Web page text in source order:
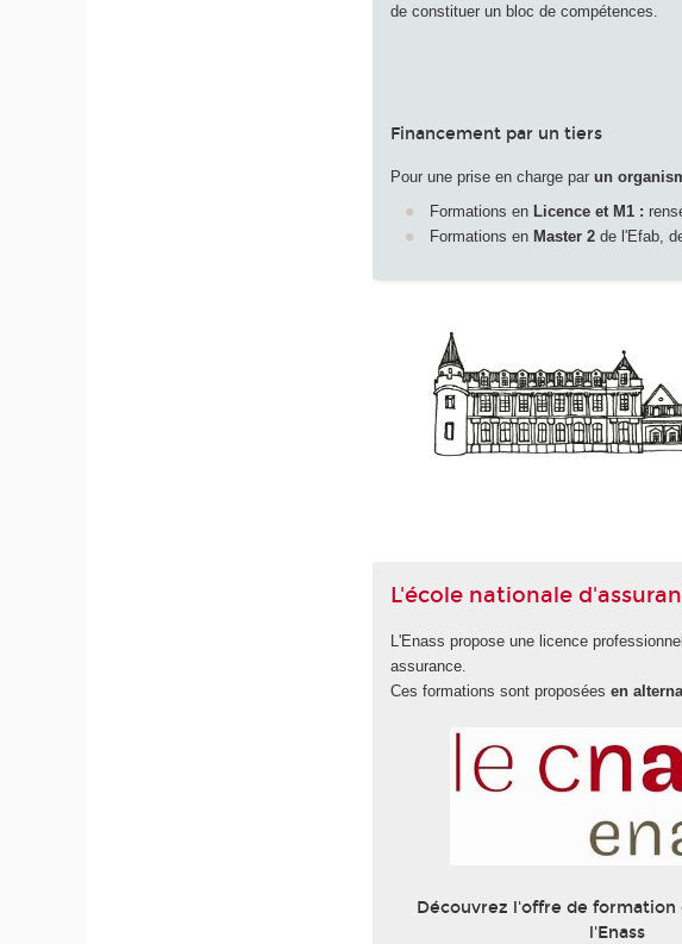
de constituer un bloc de compétences.
Financement par un tiers
Pour une prise en charge parun
Formations en Licence et M1 :
Formations en Master 2de l'Efab,
L'école nationale
L'Enass propose une licence
assurance.
Ces formations sont proposéesen
Découvrez l'offre de formation
l'Enass